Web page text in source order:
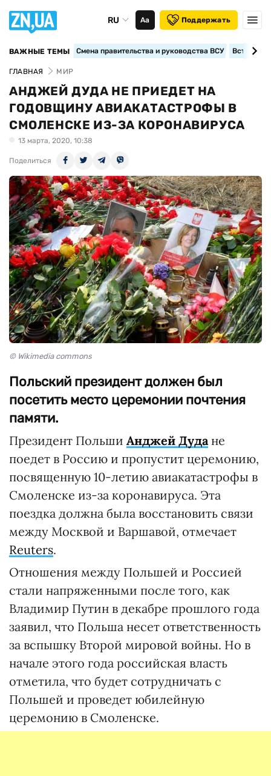
RU Аа Поддержать
ВАЖНЫЕ ТЕМЫ Смена правительства и руководства ВСУ
ГЛАВНАЯ МИР
АНДЖЕЙ ДУДА НЕ ПРИЕДЕТ НА
ГОДОВЩИНУ АВИАКАТАСТРОФЫ В
СМОЛЕНСКЕ ИЗ-ЗА КОРОНАВИРУСА
13 марта, 2020, 10:38
Поделиться
© Wikimedia commons
Польский президент должен был
посетить место церемонии почтения
памяти.
Президент Польши Анджей Дудане
поедет в Россию и пропустит церемонию,
посвященную 10-летию авиакатастрофы в
Смоленске из-за коронавируса. Эта
поездка должна была восстановить связи
между Москвой и Варшавой, отмечает
Reuters.
Отношения между Польшей и Россией
стали напряженными после того, как
Владимир Путин в декабре прошлого года
заявил, что Польша несет ответственность
за вспышку Второй мировой войны. Но в
начале этого года российская власть
отметила, что будет сотрудничать с
Польшей и проведет юбилейную
церемонию в Смоленске.